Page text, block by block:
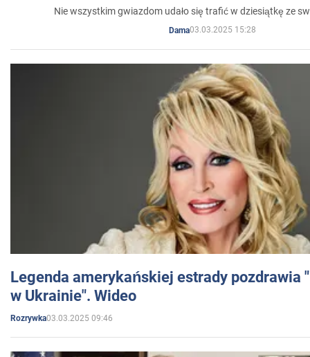
Nie wszystkim gwiazdom udało się trafić w dziesiątkę ze
Dama03.03.2025 15:28
Legenda amerykańskiej estrady pozdrawia
w Ukrainie". Wideo
Rozrywka03.03.2025 09:46